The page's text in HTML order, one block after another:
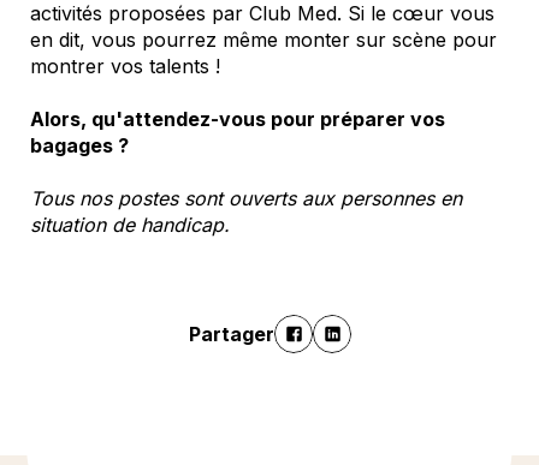
activités proposées par Club Med. Si le cœur vous
en dit, vous pourrez même monter sur scène pour
montrer vos talents !
Alors, qu'attendez-vous pour préparer vos
bagages ?
Tous nos postes sont ouverts aux personnes en
situation de handicap.
Partager